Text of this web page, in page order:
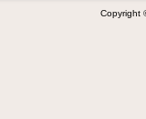
Copyright